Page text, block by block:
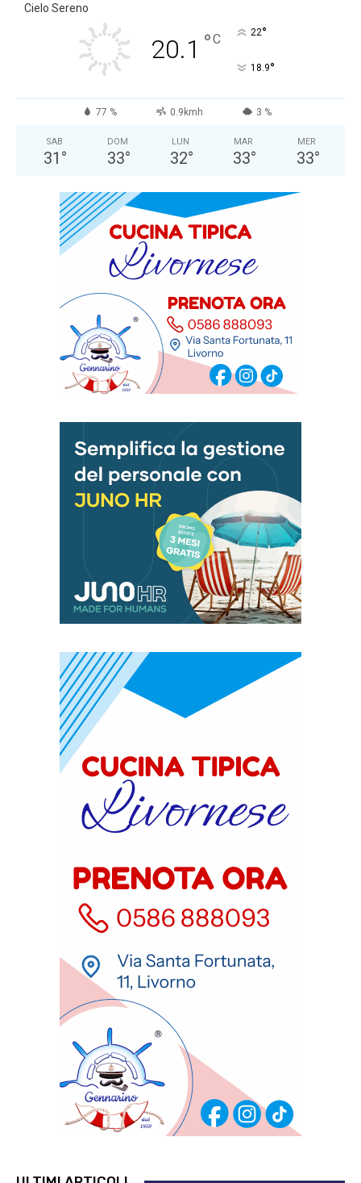
Cielo Sereno
20.1 °C 22°
18.9°
77 % 0.9kmh 3 %
SAB
31 °
DOM
33°
LUN
32°
MAR
33°
MER
33°